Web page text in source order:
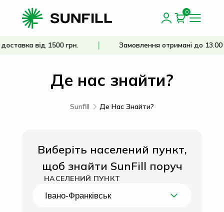
0
від 1500 грн. Замовлення отримані до 13.00
Де нас знайти?
Sunfill Де Нас Знайти?
Виберіть населений пункт,
щоб знайти SunFill поруч
НАСЕЛЕНИЙ ПУНКТ
Івано-Франківськ